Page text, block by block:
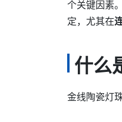
个关键因素
定，尤其在
什么
金线陶瓷灯